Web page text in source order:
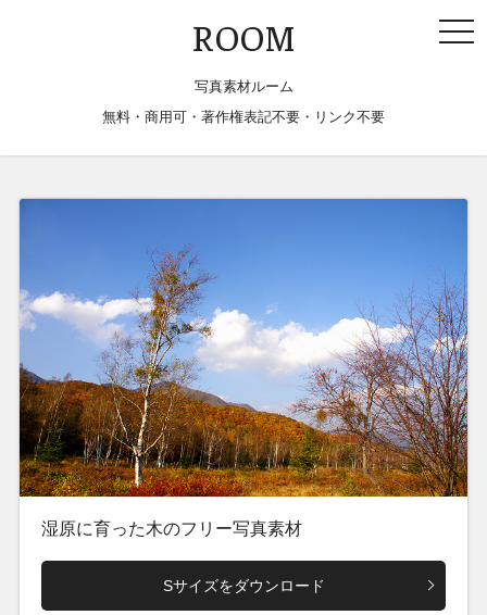
ROOM
写真素材ルーム
無料・商用可・著作権表記不要・リンク不要
湿原に育った木のフリー写真素材
Sサイズをダウンロード